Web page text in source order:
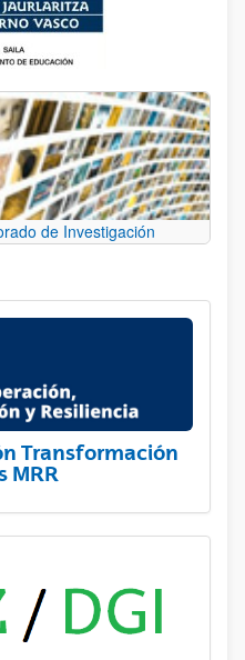
de Investigación
Transformación
MRR